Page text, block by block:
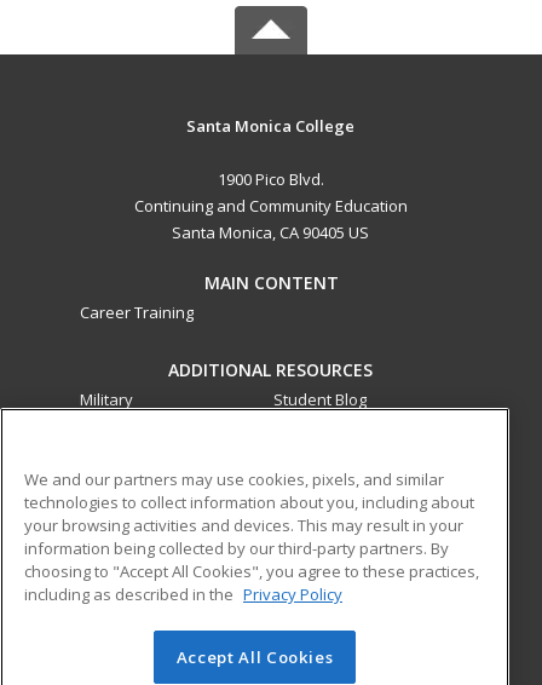
Santa Monica College
1900 Pico Blvd.
Continuing and Community Education
Santa Monica, CA 90405 US
MAIN CONTENT
Career Training
ADDITIONAL RESOURCES
Military
Student Blog
ed2go partners with this academic institution to provide
best-in-class non-credit online continuing education courses
that empower today’s workforce with relevant and
transferable skills needed for career growth in high-demand
© 2026 ed2go, a division of Cengage Learning. All rights
We and our partners may use cookies, pixels, and similar
technologies to collect information about you, including about
your browsing activities and devices. This may result in your
information being collected by our third-party partners. By
choosing to "Accept All Cookies", you agree to these practices,
including as described in the Privacy Policy
Accept All Cookies